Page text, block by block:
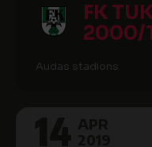
FK
2000/
Audas stadions